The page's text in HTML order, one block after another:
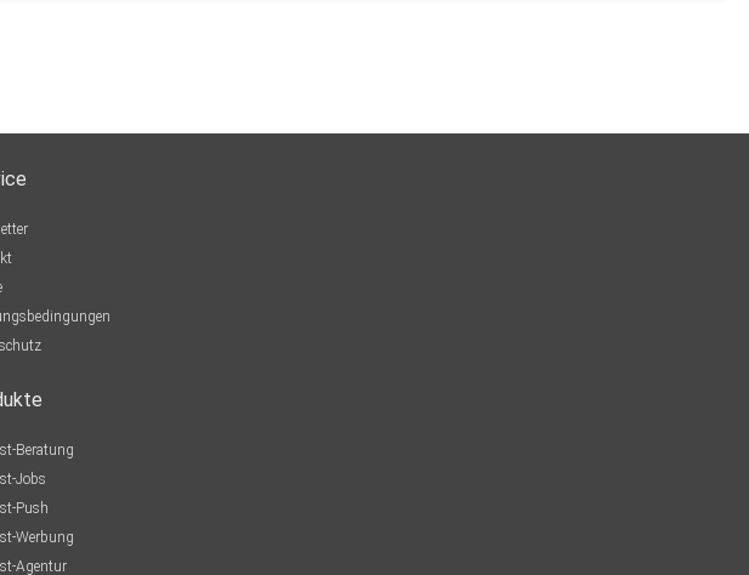
Beratung
Jobs
Push
Werbung
Agentur